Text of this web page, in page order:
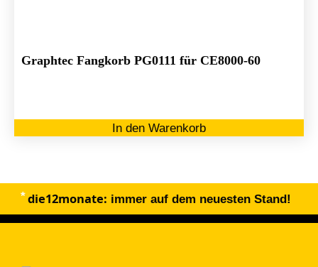
Graphtec Fangkorb PG0111 für CE8000-60
In den Warenkorb
die12monate: immer auf dem neuesten Stand!